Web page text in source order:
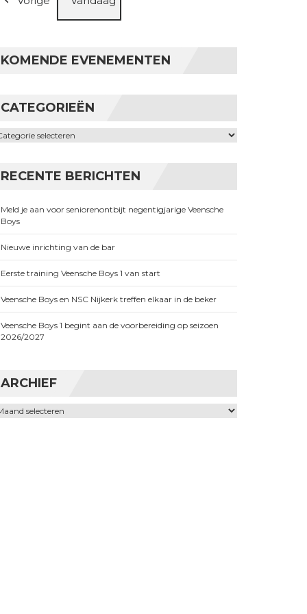
KOMENDE EVENEMENTEN
CATEGORIEËN
RECENTE BERICHTEN
Meld je aan voor seniorenontbijt negentigjarige Veensche
Boys
Nieuwe inrichting van de bar
Eerste training Veensche Boys 1 van start
Veensche Boys en NSC Nijkerk treffen elkaar in de beker
Veensche Boys 1 begint aan de voorbereiding op seizoen
2026/2027
ARCHIEF